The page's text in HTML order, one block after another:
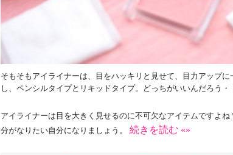
そもそもアイライナーは、目をハッキリと見せて、目力アップ
し、ペンシルタイプとリキッドタイプ。どっちがいいんだろう・
アイライナーは目を大きく見せるのに不可欠なアイテムですよ
分がなりたい自分になりましょう。
続きを読む «»